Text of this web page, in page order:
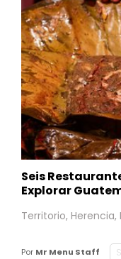
Seis
Explorar
Territorio,
Por Mr Menu Staff